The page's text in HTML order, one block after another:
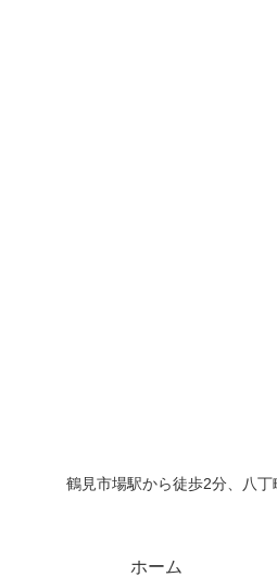
鶴見市場駅から徒歩2分、八
ホーム